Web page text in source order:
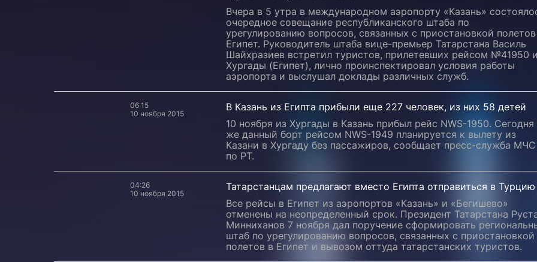
Вчера в 5 утра в международном аэропорту «Казань»
очередное совещание республиканского штаба по
урегулированию вопросов, связанных с приостановкой
Египет. Руководитель штаба вице-премьер Татарстана Василь
Шайхразиев встретил туристов, прилетевших рейсом №41950
Хургады (Египет), лично проинспектировал условия работы
аэропорта и выслушал доклады различных служб.
06:15
10 ноября 2015
В Казань из Египта прибыли еще 227 человек, из них 58 детей
10 ноября из Хургады в Казань прибыл рейс NWS-1950. Сегодня
же данный борт рейсом NWS-1949 планируется к вылету из
Казани в Хургаду без пассажиров, сообщает пресс-служба МЧС
по РТ.
04:26
10 ноября 2015
Татарстанцам предлагают вместо Египта отправиться в Турцию
Все рейсы в Египет из аэропортов «Казань» и «Бегишево»
отменены на неопределенный срок. Президент Татарстана
Минниханов 7 ноября дал поручение сформировать
штаб по урегулированию вопросов, связанных с приостановкой
полетов в Египет и вывозом оттуда татарстанских туристов.